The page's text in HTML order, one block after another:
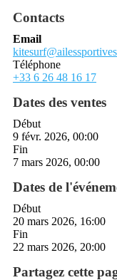
Contacts
Email
Téléphone
+33 6 26 48 16 17
Dates des ventes
Début
9 févr. 2026, 00:00
Fin
7 mars 2026, 00:00
Dates de
Début
20 mars 2026, 16:00
Fin
22 mars 2026, 20:00
Partagez cette